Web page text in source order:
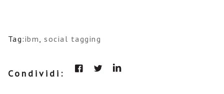
Tag:ibm,social tagging
Condividi: